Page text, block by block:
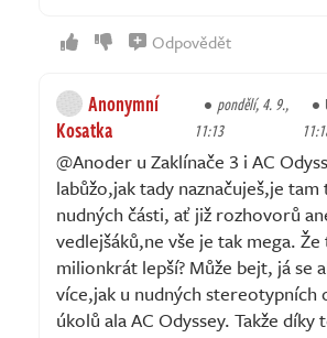
Odpovědět
Anonymní
Kosatka
pondělí, 4. 9.,
11:13
@Anoder u Zaklínače 3 i AC
labůžo,jak tady naznačuješ,je
nudných části, ať již rozhovorů
vedlejšáků,ne vše je tak mega.
milionkrát lepší? Může bejt, já se
více,jak u nudných stereotypních
úkolů ala AC Odyssey. Takže díky